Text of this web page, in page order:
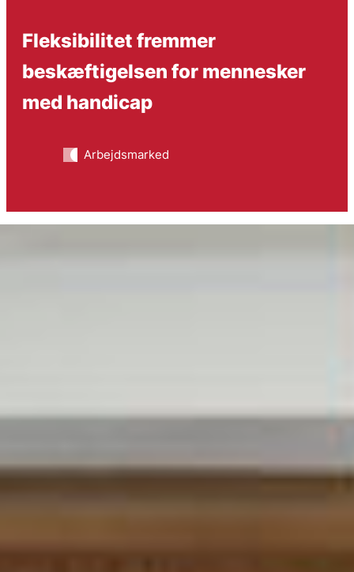
Fleksibilitet fremmer
beskæftigelsen for mennesker
med handicap
Arbejdsmarked